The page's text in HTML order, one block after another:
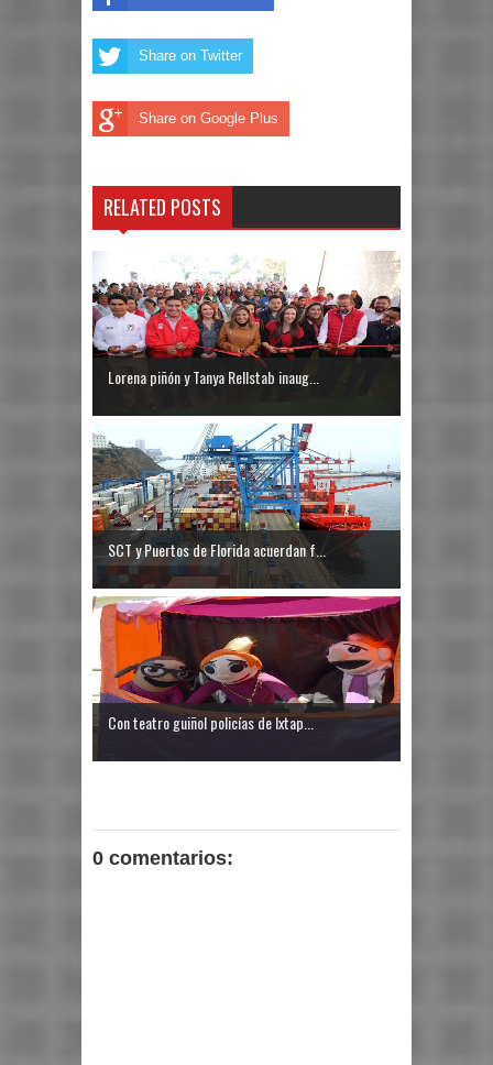
Share on Twitter
Share on Google Plus
RELATED POSTS
Lorena piñón y Tanya Rellstab inaug...
SCT y Puertos de Florida acuerdan f...
Con teatro guiñol policías de Ixtap...
0 comentarios: